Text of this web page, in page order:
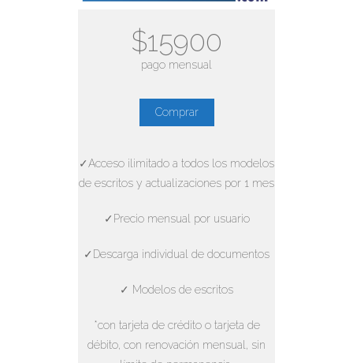
$15900
pago mensual
Comprar
✓Acceso ilimitado a todos los modelos
de escritos y actualizaciones por 1 mes
✓Precio mensual por usuario
✓Descarga individual de documentos
✓ Modelos de escritos
*con tarjeta de crédito o tarjeta de
débito, con renovación mensual, sin